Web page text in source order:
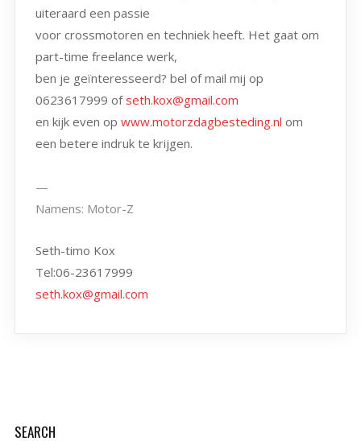
uiteraard een passie
voor crossmotoren en techniek heeft. Het gaat om
part-time freelance werk,
ben je geïnteresseerd? bel of mail mij op
0623617999 ofseth.kox@gmail.com
en kijk even op www.motorzdagbesteding.nl om
een betere indruk te krijgen.
—
Namens: Motor-Z
Seth-timo Kox
Tel:06-23617999
seth.kox@gmail.com
SEARCH